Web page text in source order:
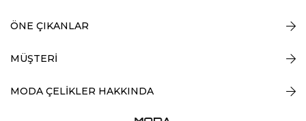
ÖNE ÇIKANLAR
MÜŞTERİ
MODA ÇELİKLER HAKKINDA